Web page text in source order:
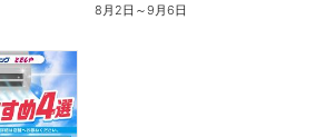
8月2日 ～9月6日